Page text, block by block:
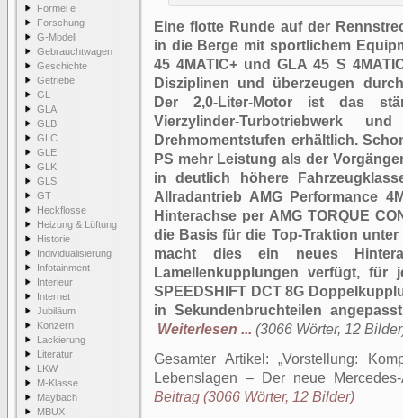
Formel e
Forschung
G-Modell
Gebrauchtwagen
Geschichte
Getriebe
GL
GLA
GLB
GLC
GLE
GLK
GLS
GT
Heckflosse
Heizung & Lüftung
Historie
Individualisierung
Infotainment
Interieur
Internet
Jubiläum
Konzern
Lackierung
Literatur
LKW
M-Klasse
Maybach
MBUX
Eine flotte Runde auf der
in die Berge mit sportlichem
45 4MATIC+ und GLA 45 S
Disziplinen und überzeugen
Der 2,0-Liter-Motor ist das
Vierzylinder-Turbotriebwerk
Drehmomentstufen erhältlich.
PS mehr Leistung als der
in deutlich höhere
Allradantrieb AMG Performance
Hinterachse per AMG TORQUE
die Basis für die Top-Traktion
macht dies ein neues
Lamellenkupplungen verfügt, für
SPEEDSHIFT DCT 8G
in Sekundenbruchteilen
Weiterlesen ... (3066 Wörter, 12
Gesamter Artikel: Vorstellung:
Lebenslagen – Der neue
Beitrag (3066 Wörter, 12 Bilder)